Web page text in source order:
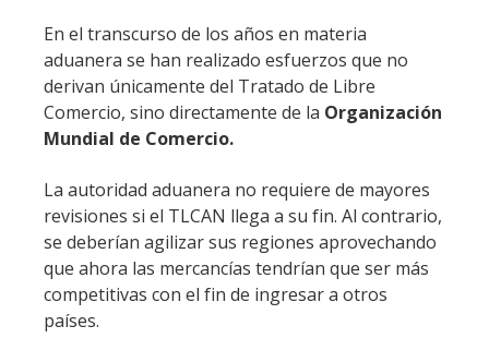
En el transcurso de los años en materia
aduanera se han realizado esfuerzos que no
derivan únicamente del Tratado de Libre
Comercio, sino directamente de la Organización
Mundial de Comercio.
La autoridad aduanera no requiere de mayores
revisiones si el TLCAN llega a su fin. Al contrario,
se deberían agilizar sus regiones aprovechando
que ahora las mercancías tendrían que ser más
competitivas con el fin de ingresar a otros
países.